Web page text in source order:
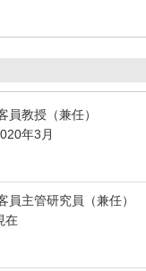
教授（兼任）
年3月
主管研究員（兼任）
在